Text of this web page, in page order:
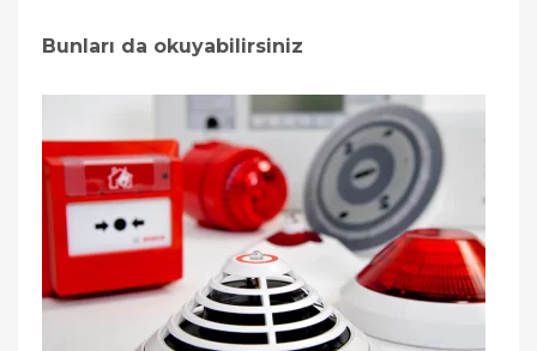
Bunları da okuyabilirsiniz